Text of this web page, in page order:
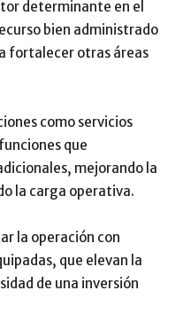
determinante en el
bien administrado
fortalecer otras áreas
como servicios
que
mejorando la
la carga operativa.
la operación con
que elevan la
de una inversión